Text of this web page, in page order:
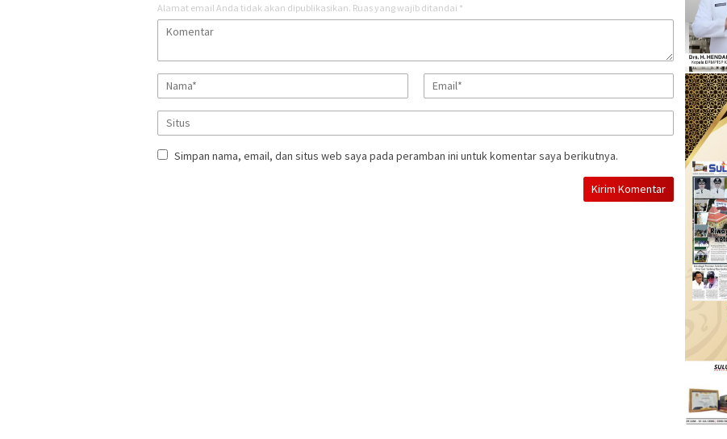
Alamat email Anda tidak akan dipublikasikan. Ruas yang wajib ditandai *
Simpan nama, email, dan situs web saya pada peramban ini untuk komentar saya berikutnya.